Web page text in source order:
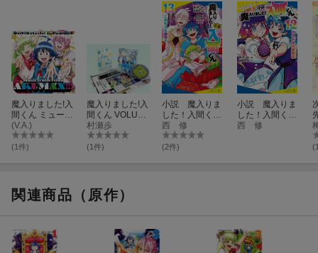
魔入りました!入
間くん ミュージ
ックコレクショ
ン 悪MAX!!!
(V.A.)
(1件)
魔入りました!入
間くん VOLUME
5【Blu-ray】
村瀬歩
(1件)
小説 魔入りま
した！入間くん
（13）
西 修
(2件)
小説 魔入りま
した！入間くん
（12）
西 修
関連商品（原作）